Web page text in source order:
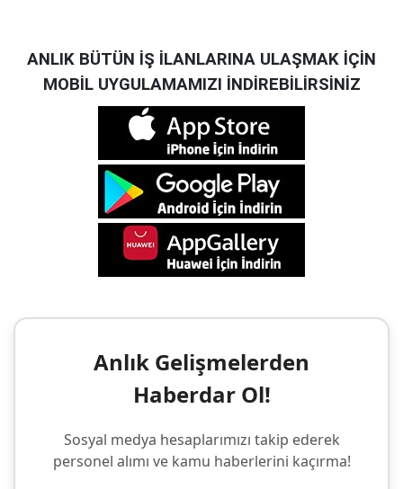
ANLIK BÜTÜN İŞ İLANLARINA ULAŞMAK İÇİN
MOBİL UYGULAMAMIZI İNDİREBİLİRSİNİZ
Anlık Gelişmelerden
Haberdar Ol!
Sosyal medya hesaplarımızı takip ederek
personel alımı ve kamu haberlerini kaçırma!